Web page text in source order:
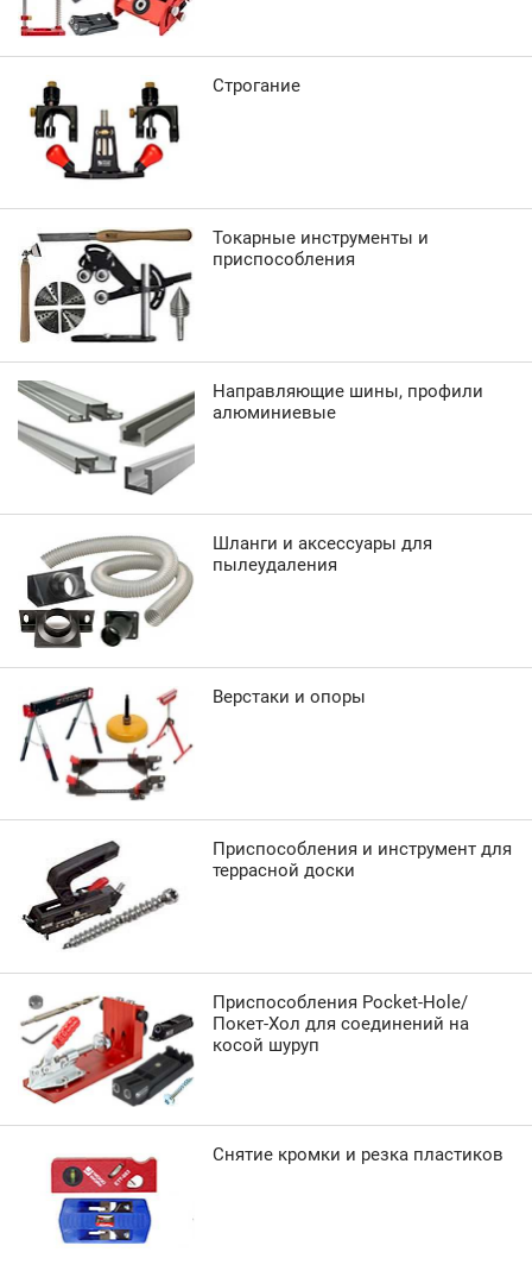
Строгание
Токарные инструменты и
приспособления
Направляющие шины, профили
алюминиевые
Шланги и аксессуары для
пылеудаления
Верстаки и опоры
Приспособления и инструмент для
террасной доски
Приспособления Pocket-Hole/
Покет-Хол для соединений на
косой шуруп
Снятие кромки и резка пластиков